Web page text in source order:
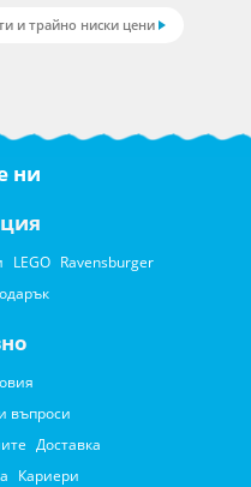
и трайно ниски цени
ни
LEGO Ravensburger
въпроси
Доставка
Кариери